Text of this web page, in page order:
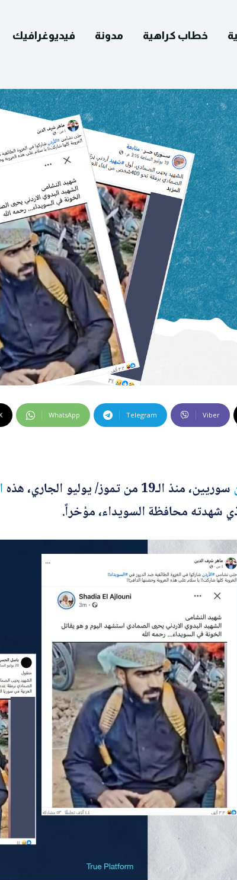
اسم المصحّح*
الموضوع*
*
ت
ص
ح
التصحيح*
فيديوغرافيك مدونة خطاب كراهية
WhatsApp Telegram Viber
سوريين، منذ الـ19 من تموز/ يوليو الجاري، هذه
شهدته محافظة السويداء، مؤخراً.